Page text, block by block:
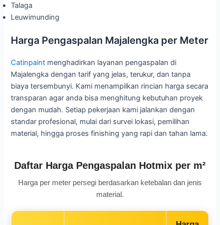
Talaga
Leuwimunding
Harga Pengaspalan Majalengka per Meter
Catinpaint menghadirkan layanan pengaspalan di
Majalengka dengan tarif yang jelas, terukur, dan tanpa
biaya tersembunyi. Kami menampilkan rincian harga secara
transparan agar anda bisa menghitung kebutuhan proyek
dengan mudah. Setiap pekerjaan kami jalankan dengan
standar profesional, mulai dari survei lokasi, pemilihan
material, hingga proses finishing yang rapi dan tahan lama.
Daftar Harga Pengaspalan Hotmix per m²
Harga per meter persegi berdasarkan ketebalan dan jenis
material.